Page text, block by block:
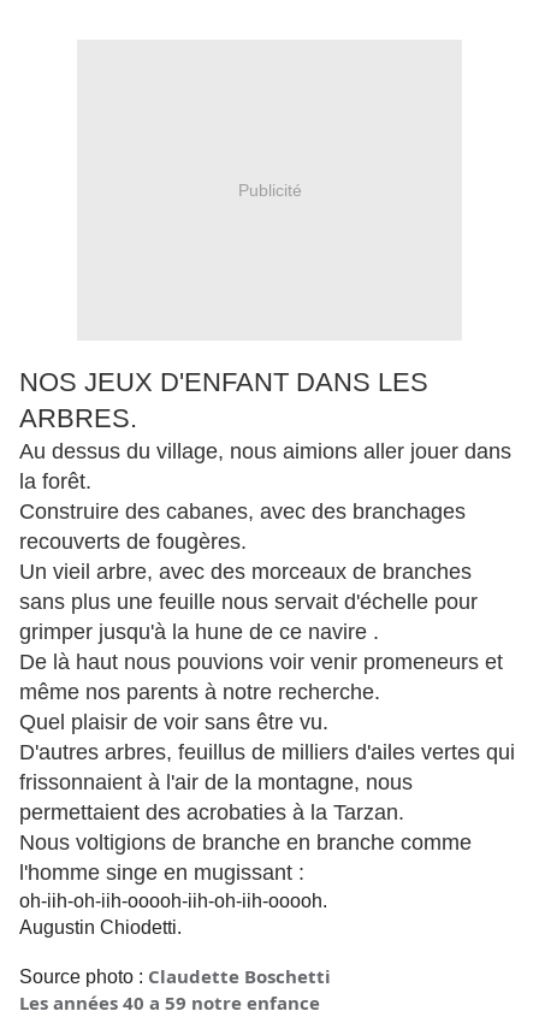
Publicité
NOS JEUX D'ENFANT DANS LES
ARBRES.
Au dessus du village, nous aimions aller jouer dans
la forêt.
Construire des cabanes, avec des branchages
recouverts de fougères.
Un vieil arbre, avec des morceaux de branches
sans plus une feuille nous servait d'échelle pour
grimper jusqu'à la hune de ce navire .
De là haut nous pouvions voir venir promeneurs et
même nos parents à notre recherche.
Quel plaisir de voir sans être vu.
D'autres arbres, feuillus de milliers d'ailes vertes qui
frissonnaient à l'air de la montagne, nous
permettaient des acrobaties à la Tarzan.
Nous voltigions de branche en branche comme
l'homme singe en mugissant :
oh-iih-oh-iih-ooooh-iih-oh-iih-ooooh.
Augustin Chiodetti.
Source photo : Claudette Boschetti
Les années 40 a 59 notre enfance